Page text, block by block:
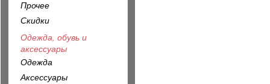
Прочее
Скидки
Одежда, обувь и
аксессуары
Одежда
Аксессуары